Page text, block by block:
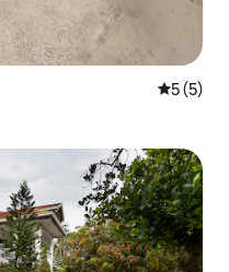
5 de
5 (5)